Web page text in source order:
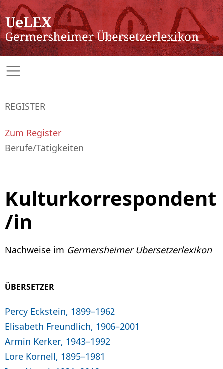
Kulturkorrespondent
/in
Nachweise im Germersheimer Übersetzerlexikon
ÜBERSETZER
Percy Eckstein, 1899–1962
Elisabeth Freundlich, 1906–2001
Armin Kerker, 1943–1992
Lore Kornell, 1895–1981
REGISTER
Zum Register
Berufe/Tätigkeiten